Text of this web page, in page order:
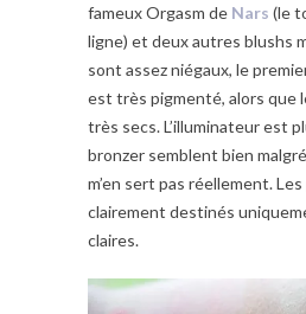
fameux Orgasm de Nars (le
ligne) et deux autres blushs
sont assez niégaux, le
est très pigmenté, alors que
très secs. L’illuminateur est
bronzer semblent bien
m’en sert pas réellement.
clairement destinés
claires.